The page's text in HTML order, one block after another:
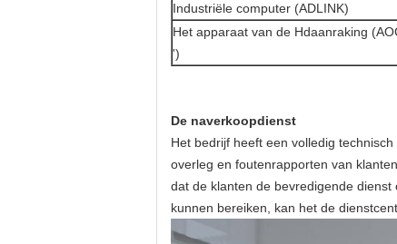
Industriële computer (ADLINK)
Het apparaat van de Hdaanraking
')
De naverkoopdienst
Het bedrijf heeft een volledig
overleg en foutenrapporten van
dat de klanten de bevredigende
kunnen bereiken, kan het de